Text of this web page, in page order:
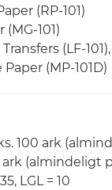
(RP-101)
101)
(LF-101),
(MP-101D)
100 ark
ark (almindeligt
LGL = 10